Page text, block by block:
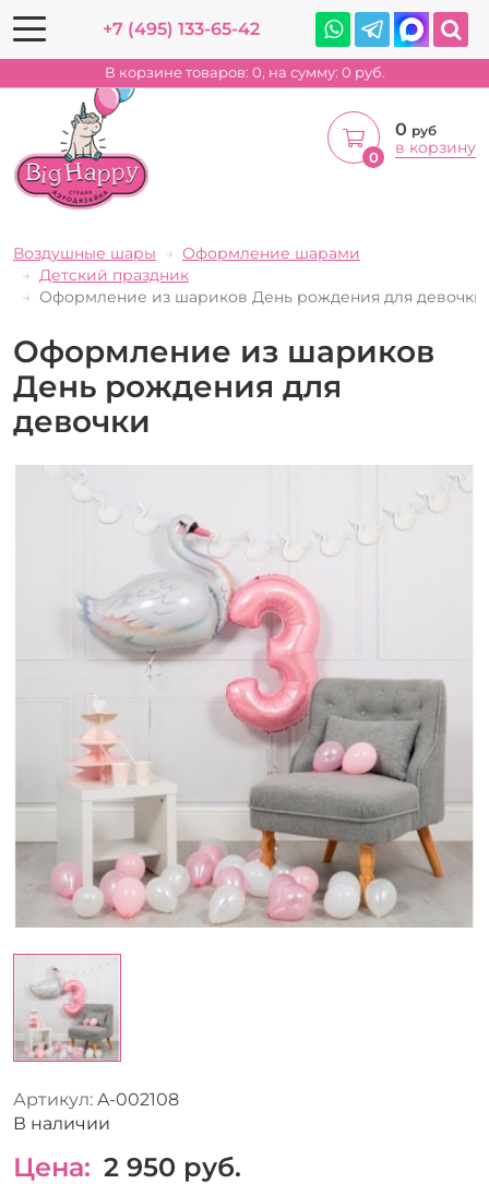
+7 (495) 133-65-42
В корзине товаров: 0, на сумму: 0 руб.
0
0 руб
в корзину
Воздушные шары
Оформление шарами
Детский праздник
Оформление из шариков День рождения для девочки
Оформление из шариков
День рождения для
девочки
Артикул: A-002108
В наличии
Цена: 2 950 руб.